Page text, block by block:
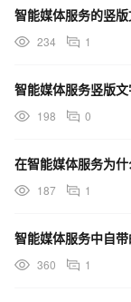
智能媒体服务的竖版
234 1
智能媒体服务竖版
198 0
在智能媒体服务为
187 1
360 1